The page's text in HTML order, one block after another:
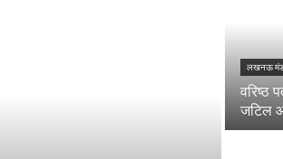
लखनऊ
वरिष्ठ
जटिल